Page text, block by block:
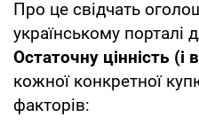
Про це свідчать
українському порталі
Остаточну цінність (і
кожної конкретної
факторів: